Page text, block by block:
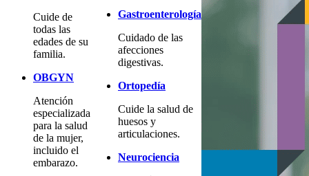
Cuide de
todas las
edades de su
familia.
OBGYN
Atención
especializada
para la salud
de la mujer,
incluido el
embarazo.
Gastroenterología
Cuidado de las
afecciones
digestivas.
Ortopedía
Cuide la salud de
huesos y
articulaciones.
Neurociencia